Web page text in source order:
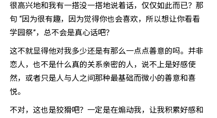
很高兴地和我有一搭没一搭地说着话，仅仅如此而已？那
句 “因为很有趣，因为觉得你也会喜欢，所以想让你看看
学园祭”，总不会是真心话吧？
这不就显得他对我多少还是有那么一点点善意的吗。并非
恋人，也不是什么真的关系亲密的人，说不上是好感使
然，或者只是人与人之间那种最基础而微小的善意和喜
悦。
不对，这也是狡猾吧？一定是在煽动我，让我积累好感和